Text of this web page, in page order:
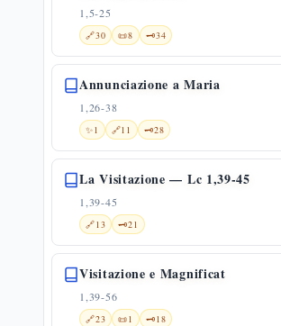
1,5-25
🔗30 📜8 🗝️34
Annunciazione a Maria
1,26-38
✨1 🔗11 🗝️28
La Visitazione — Lc 1,39-45
1,39-45
🔗13 🗝️21
Visitazione e Magnificat
1,39-56
🔗23 📜1 🗝️18